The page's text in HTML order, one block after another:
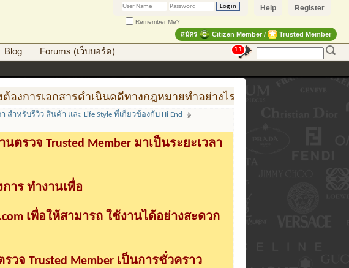
Register
Help
Remember Me?
สมัคร Citizen Member / Trusted Member
Blog Forums (เว็บบอร์ด) 11
สารดำเนินคดีทางกฎหมายทำอย่างไร การสร้าง สินค้าแฟชั่น สู่สินค้า
สำหรับรีวิว สินค้า และ Life Style ที่เกี่ยวข้องกับ Hi End
รวจ Trusted Member มาเป็นระยะเวลา
าร ทำงานเพื่อ
เพื่อให้สามารถ ใช้งานได้อย่างสะดวก
จ Trusted Member เป็นการชั่วคราว